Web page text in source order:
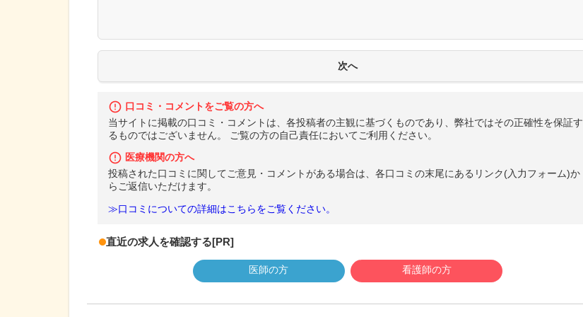
口コミ・コメントをご覧の方へ
当サイトに掲載の口コミ・コメントは、各投稿者の主観に基づくものであり、弊社ではその正確性を保証す
るものではございません。 ご覧の方の自己責任においてご利用ください。
医療機関の方へ
投稿された口コミに関してご意見・コメントがある場合は、各口コミの末尾にあるリンク(入力フォーム)か
らご返信いただけます。
≫口コミについての詳細はこちらをご覧ください。
直近の求人を確認する[PR]
医師の方 看護師の方